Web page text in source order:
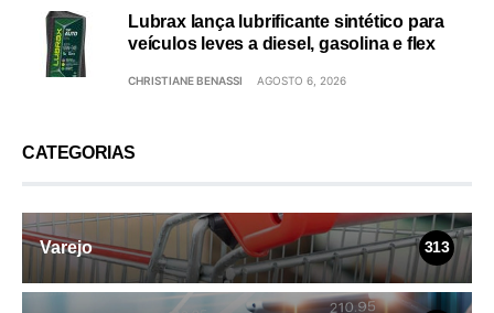
Lubrax lança lubrificante sintético para
veículos leves a diesel, gasolina e flex
CHRISTIANE BENASSI AGOSTO 6, 2026
CATEGORIAS
Varejo 313